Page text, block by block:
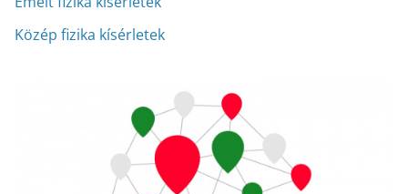
m
Közép fizika kísérletek